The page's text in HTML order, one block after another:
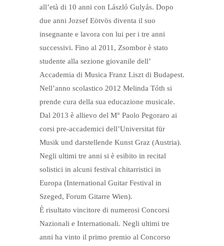
all’età di 10 anni con László Gulyás. Dopo
due anni Jozsef Eötvös diventa il suo
insegnante e lavora con lui per i tre anni
successivi. Fino al 2011, Zsombor è stato
studente alla sezione giovanile dell’
Accademia di Musica Franz Liszt di Budapest.
Nell’anno scolastico 2012 Melinda Tóth si
prende cura della sua educazione musicale.
Dal 2013 è allievo del M° Paolo Pegoraro ai
corsi pre-accademici dell’Universitat für
Musik und darstellende Kunst Graz (Austria).
Negli ultimi tre anni si è esibito in recital
solistici in alcuni festival chitarristici in
Europa (International Guitar Festival in
Szeged, Forum Gitarre Wien).
È risultato vincitore di numerosi Concorsi
Nazionali e Internationali. Negli ultimi tre
anni ha vinto il primo premio al Concorso